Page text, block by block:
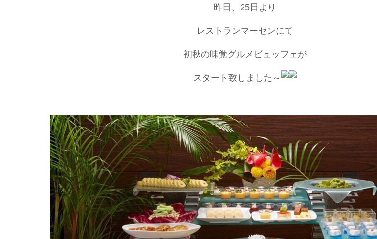
昨日、25日より
レストランマーセンにて
初秋の味覚グルメビュッフェが
スタート致しました～